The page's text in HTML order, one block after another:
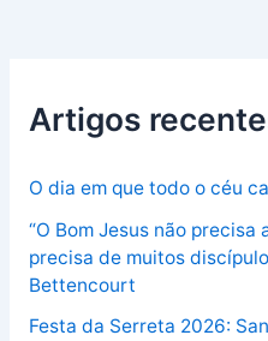
Artigos
O dia em que todo o céu
“O Bom Jesus não
precisa de muitos
Bettencourt
Festa da Serreta 2026: